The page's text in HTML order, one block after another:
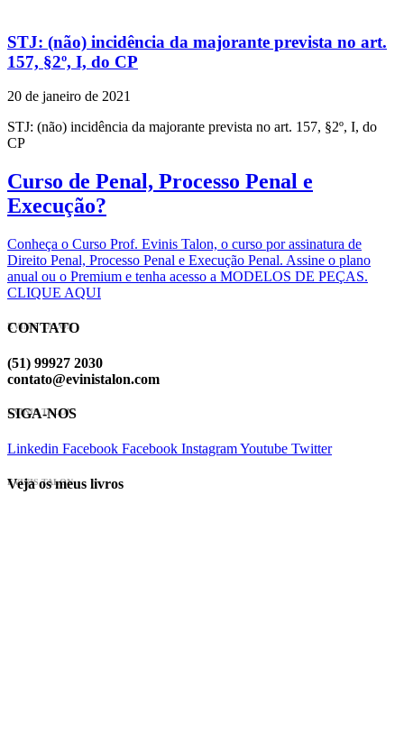
STJ: (não) incidência da majorante prevista no art.
157, §2º, I, do CP
20 de janeiro de 2021
STJ: (não) incidência da majorante prevista no art. 157, §2º, I, do
CP
Curso de Penal, Processo Penal e
Execução?
Conheça o Curso Prof. Evinis Talon, o curso por assinatura de
Direito Penal, Processo Penal e Execução Penal. Assine o plano
anual ou o Premium e tenha acesso a MODELOS DE PEÇAS.
CLIQUE AQUI
EVINIS TALON
CONTATO
(51) 99927 2030
contato@evinistalon.com
EVINIS TALON
SIGA-NOS
Linkedin Facebook Facebook InstagramYoutube Twitter
EVINIS TALON
Veja os meus livros